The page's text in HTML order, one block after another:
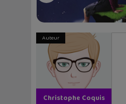
Auteur
Christophe Coquis